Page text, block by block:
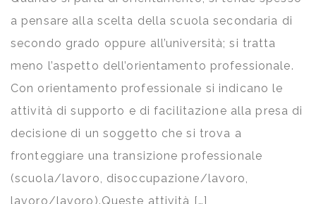
a pensare alla scelta della scuola secondaria di
secondo grado oppure all’università; si tratta
meno l’aspetto dell’orientamento professionale.
Con orientamento professionale si indicano le
attività di supporto e di facilitazione alla presa di
decisione di un soggetto che si trova a
fronteggiare una transizione professionale
(scuola/lavoro, disoccupazione/lavoro,
lavoro/lavoro).Queste attività […]